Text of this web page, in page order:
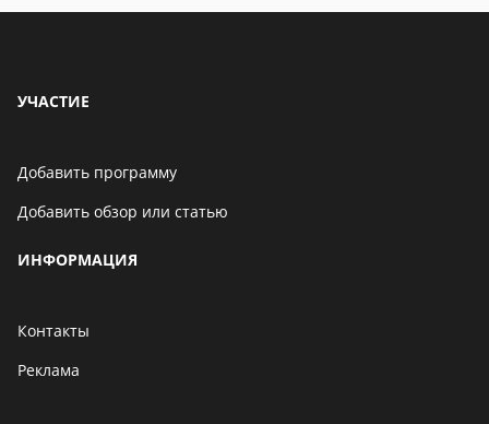
УЧАСТИЕ
Добавить программу
Добавить обзор или статью
ИНФОРМАЦИЯ
Контакты
Реклама